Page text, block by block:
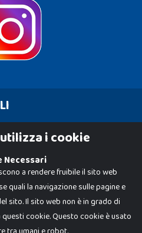
i cookie
Necessari
a rendere fruibile il sito web
quali la navigazione sulle pagine e
sito. Il sito web non è in grado di
cookie. Questo cookie è usato